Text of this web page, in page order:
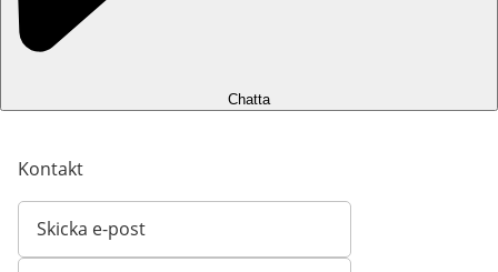
Chatta
Kontakt
Skicka e-post
Öppnar e-postklient